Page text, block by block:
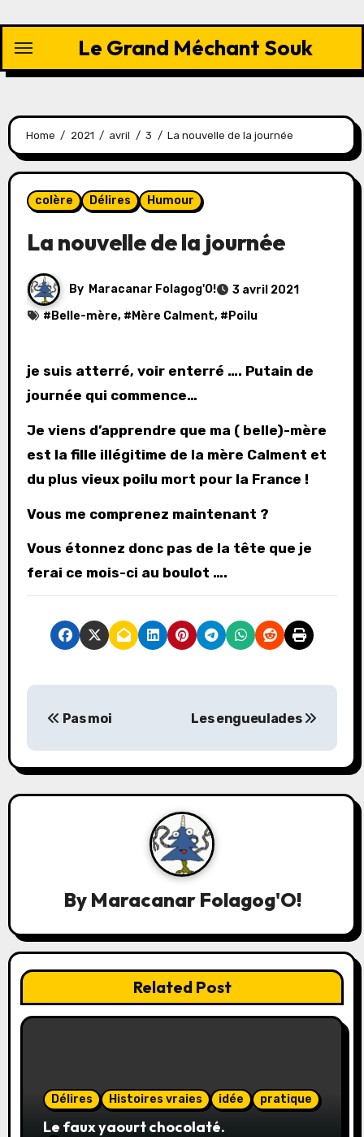
content
Le Grand Méchant Souk
Home 2021 avril 3 La nouvelle de la journée
colère Délires Humour
La nouvelle de la journée
By Maracanar Folagog'O!
3 avril 2021
# Belle-mère, # Mère Calment, # Poilu
je suis atterré, voir enterré …. Putain de
journée qui commence…
Je viens d’apprendre que ma ( belle)-mère
est la fille illégitime de la mère Calment et
du plus vieux poilu mort pour la France !
Vous me comprenez maintenant ?
Vous étonnez donc pas de la tête que je
ferai ce mois-ci au boulot ….
N
v
i
i
o
n
Pas moi Les engueulades
By Maracanar Folagog'O!
Related Post
Délires Histoires vraies idée pratique
Le faux yaourt chocolaté.